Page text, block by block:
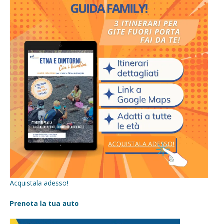
Acquistala adesso!
Prenota la tua auto